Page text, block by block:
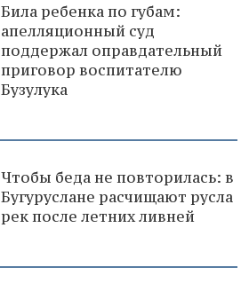
Била ребенка по губам:
апелляционный суд
поддержал оправдательный
приговор воспитателю
Бузулука
Чтобы беда не повторилась: в
Бугуруслане расчищают русла
рек после летних ливней